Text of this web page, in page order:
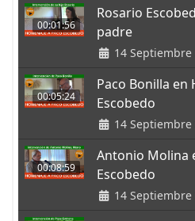
00:01:56
Rosario
padre
14 Septiembre
00:05:24
Paco Bonilla en
Escobedo
14 Septiembre
00:08:59
Antonio Molina
Escobedo
14 Septiembre